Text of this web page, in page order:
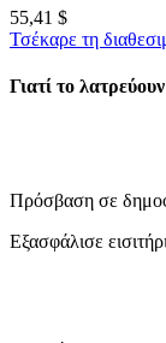
55,41 $
Τσέκαρε τη
Γιατί το
Πρόσβαση σε
Εξασφάλισε